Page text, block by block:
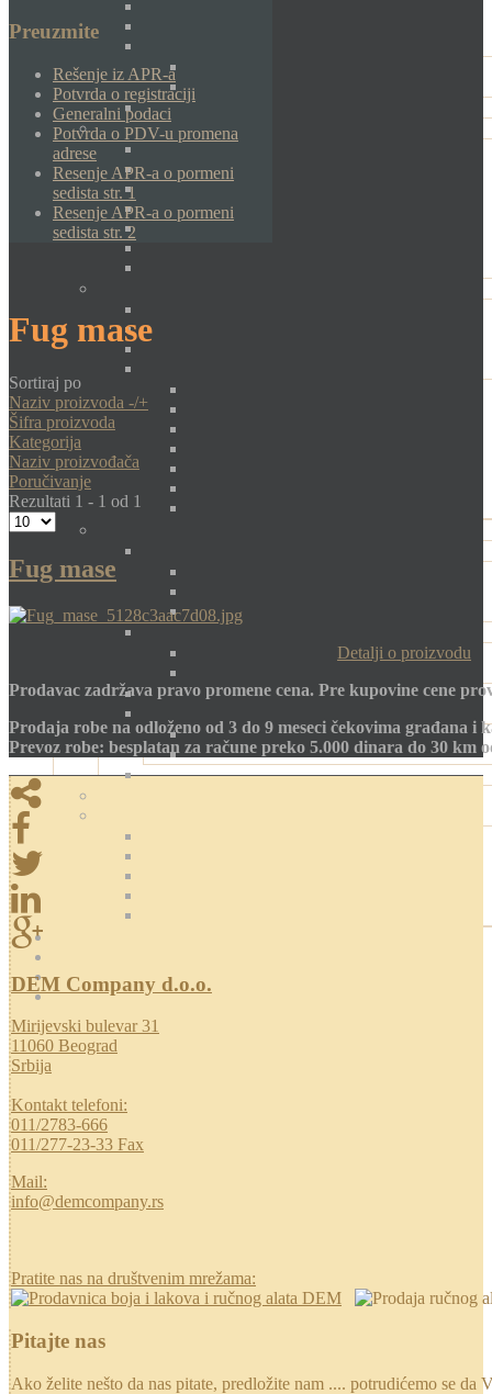
Preuzmite
Rešenje iz APR-a
Potvrda o registraciji
Generalni podaci
Potvrda o PDV-u promena
adrese
Resenje APR-a o pormeni
sedista str. 1
Resenje APR-a o pormeni
sedista str. 2
Fug mase
Sortiraj po
Naziv proizvoda -/+
Šifra proizvoda
Kategorija
Naziv proizvođača
Poručivanje
Rezultati 1 - 1 od 1
Fug mase
Detalji o proizvodu
Prodavac zadržava pravo promene cena. Pre kupovine cene
Prodaja robe na odloženo od 3 do 9 meseci čekovima građana i
Prevoz robe: besplatan za račune preko 5.000 dinara do 30 km
DEM Company d.o.o.
Mirijevski bulevar 31
11060 Beograd
Srbija
Kontakt telefoni:
011/2783-666
011/277-23-33 Fax
Mail:
info@demcompany.rs
Pratite nas na društvenim mrežama:
Pitajte nas
Ako želite nešto da nas pitate, predložite nam .... potrudićemo se